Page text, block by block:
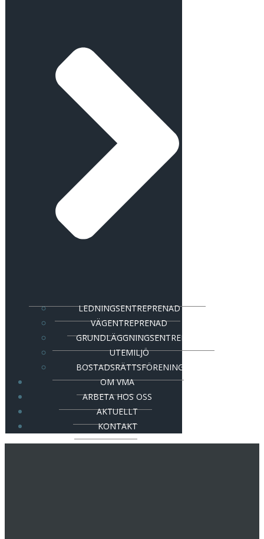
LEDNINGSENTREPRENAD
VÄGENTREPRENAD
GRUNDLÄGGNINGSENTREPRENAD
UTEMILJÖ
BOSTADSRÄTTSFÖRENING
OM VMA
ARBETA HOS OSS
AKTUELLT
KONTAKT